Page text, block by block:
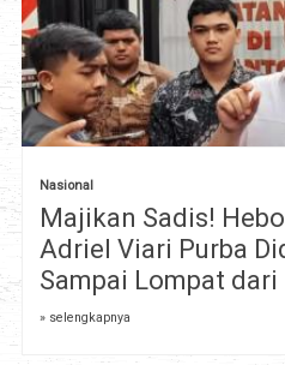
Nasional
Majikan Sadis!
Adriel Viari Purba
Sampai Lompat
» selengkapnya